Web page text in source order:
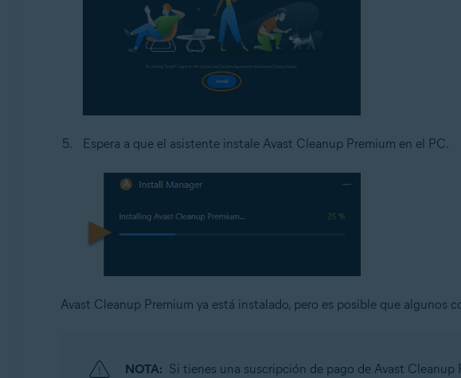
Espera a que el asistente instale Avast Cleanup Premium en el PC.
Avast Cleanup Premium ya está instalado, pero es posible que
NOTA: Si tienes una suscripción de pago de Avast